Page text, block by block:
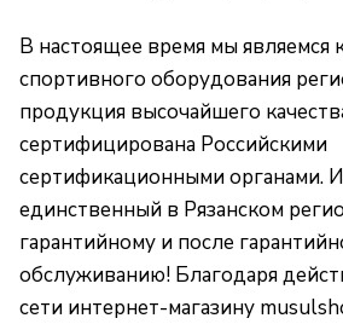
В настоящее время мы являемся
спортивного оборудования
продукция высочайшего
сертифицирована Российскими
сертификационными органами.
единственный в Рязанском
гарантийному и после
обслуживанию! Благодаря
сети интернет-магазину